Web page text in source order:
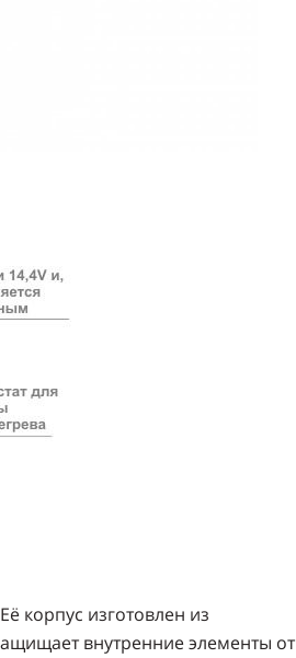
корпус изготовлен из
внутренние элементы от